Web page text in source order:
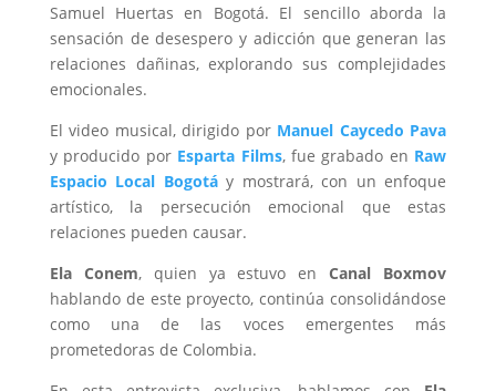
Samuel Huertas en Bogotá. El sencillo aborda la
sensación de desespero y adicción que generan las
relaciones dañinas, explorando sus complejidades
emocionales.
El video musical, dirigido porManuel Caycedo Pava
y producido por Esparta Films, fue grabado en Raw
Espacio Local Bogotá y mostrará, con un enfoque
artístico, la persecución emocional que estas
relaciones pueden causar.
Ela Conem, quien ya estuvo enCanal Boxmov
hablando de este proyecto, continúa consolidándose
como una de las voces emergentes más
prometedoras de Colombia.